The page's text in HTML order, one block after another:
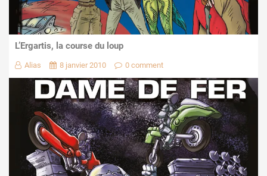
L’Ergartis, la course du loup
Alias 8 janvier 2010 0 comment